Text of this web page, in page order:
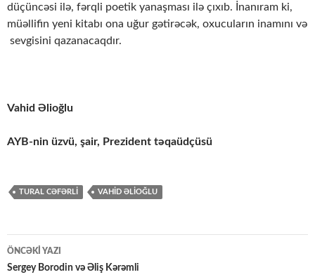
düçüncəsi ilə, fərqli poetik yanaşması ilə çıxıb. İnanıram ki,
müəllifin yeni kitabı ona uğur gətirəcək, oxucuların inamını və
sevgisini qazanacaqdır.
Vahid Əlioğlu
AYB-nin üzvü, şair, Prezident təqaüdçüsü
TURAL CƏFƏRLİ VAHID ƏLIOĞLU
Yazılar
üzrə
ÖNCƏKI YAZI
Sergey Borodin və Əliş Kərəmli